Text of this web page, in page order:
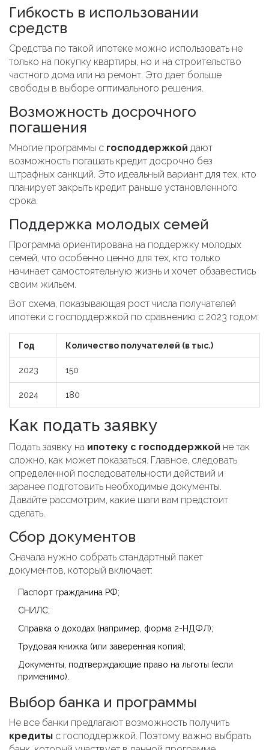
Гибкость в использовании
средств
Средства по такой ипотеке можно использовать не
только на покупку квартиры, но и на строительство
частного дома или на ремонт. Это дает больше
свободы в выборе оптимального решения.
Возможность досрочного
погашения
Многие программы с господдержкой дают
возможность погашать кредит досрочно без
штрафных санкций. Это идеальный вариант для тех, кто
планирует закрыть кредит раньше установленного
срока.
Поддержка молодых семей
Программа ориентирована на поддержку молодых
семей, что особенно ценно для тех, кто только
начинает самостоятельную жизнь и хочет обзавестись
своим жильем.
Вот схема, показывающая рост числа получателей
ипотеки с господдержкой по сравнению с 2023 годом:
Год Количество получателей (в тыс.)
2023 150
2024 180
Как подать заявку
Подать заявку на ипотеку с господдержкой не так
сложно, как может показаться. Главное, следовать
определенной последовательности действий и
заранее подготовить необходимые документы.
Давайте рассмотрим, какие шаги вам предстоит
сделать.
Сбор документов
Сначала нужно собрать стандартный пакет
документов, который включает:
Паспорт гражданина РФ;
СНИЛС;
Справка о доходах (например, форма 2-НДФЛ);
Трудовая книжка (или заверенная копия);
Документы, подтверждающие право на льготы (если
применимо).
Выбор банка и программы
Не все банки предлагают возможность получить
кредиты с господдержкой. Поэтому важно выбрать